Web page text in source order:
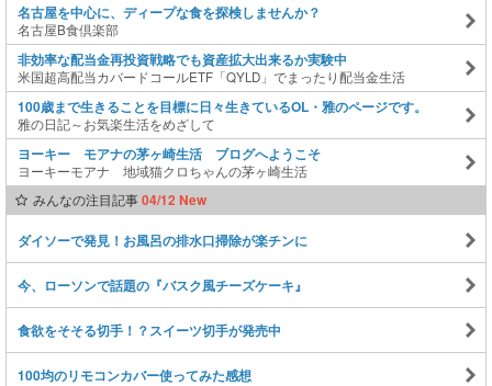
名古屋を中心に、ディープな食を探検しませんか？
名古屋B食倶楽部
非効率な配当金再投資戦略でも資産拡大出来るか実験中
米国超高配当カバードコールETF「QYLD」でまったり配当金生活
100歳まで生きることを目標に日々生きているOL・雅のページです。
雅の日記～お気楽生活をめざして
ヨーキー モアナの茅ヶ崎生活 ブログへようこそ
ヨーキーモアナ 地域猫クロちゃんの茅ヶ崎生活
みんなの注目記事04/12 New
ダイソーで発見！お風呂の排水口掃除が楽チンに
今、ローソンで話題の『バスク風チーズケーキ』
食欲をそそる切手！？スイーツ切手が発売中
100均のリモコンカバー使ってみた感想